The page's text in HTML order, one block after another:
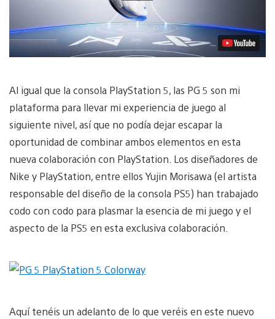
Al igual que la consola PlayStation 5, las PG 5 son mi
plataforma para llevar mi experiencia de juego al
siguiente nivel, así que no podía dejar escapar la
oportunidad de combinar ambos elementos en esta
nueva colaboración con PlayStation. Los diseñadores de
Nike y PlayStation, entre ellos Yujin Morisawa (el artista
responsable del diseño de la consola PS5) han trabajado
codo con codo para plasmar la esencia de mi juego y el
aspecto de la PS5 en esta exclusiva colaboración.
Aquí tenéis un adelanto de lo que veréis en este nuevo